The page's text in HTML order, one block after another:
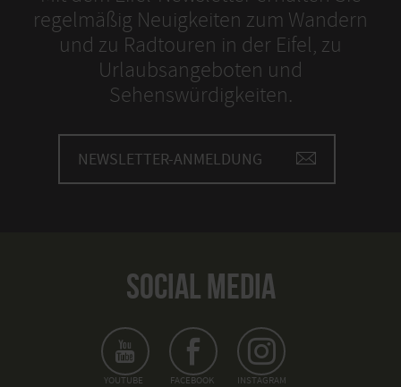
regelmäßig Neuigkeiten zum Wandern
und zu Radtouren in der Eifel, zu
Urlaubsangeboten und
Sehenswürdigkeiten.
NEWSLETTER-ANMELDUNG
SOCIAL MEDIA
YOUTUBE FACEBOOK INSTAGRAM